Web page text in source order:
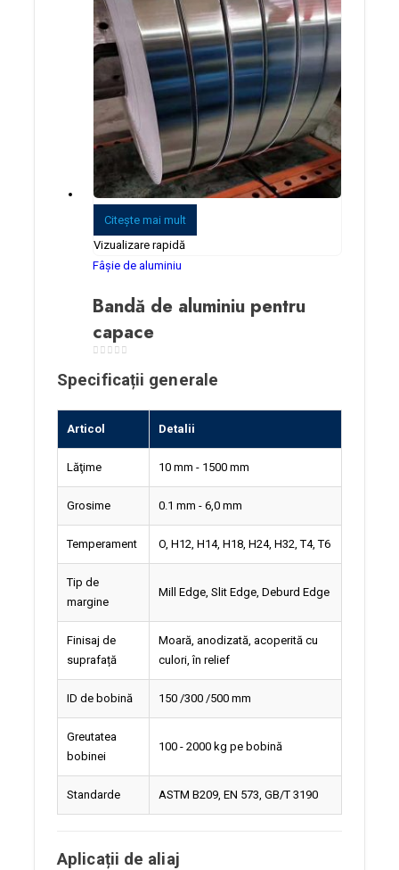
Citeşte mai mult
Vizualizare rapidă
Fâșie de aluminiu
Bandă de aluminiu pentru
capace
Specificații generale
Articol Detalii
Lăţime 10 mm - 1500 mm
Grosime 0.1 mm - 6,0 mm
Temperament O, H12, H14, H18, H24, H32, T4, T6
Tip de
margine
Mill Edge, Slit Edge, Deburd Edge
Finisaj de
suprafață
Moară, anodizată, acoperită cu
culori, în relief
ID de bobină 150 /300 /500 mm
Greutatea
bobinei
100 - 2000 kg pe bobină
Standarde ASTM B209, EN 573, GB/T 3190
Aplicații de aliaj